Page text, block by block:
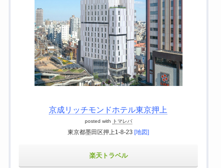
京成リッチモンドホテル東京押上
posted with トマレバ
東京都墨田区押上1-8-23 [地図]
楽天トラベル